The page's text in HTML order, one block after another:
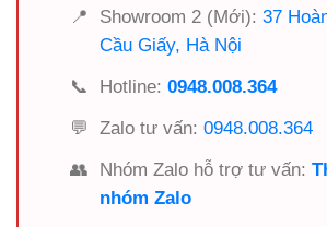
📍
Showroom 2 (Mới): 37
Cầu Giấy, Hà Nội
📞
Hotline: 0948.008.364
💬
Zalo tư vấn: 0948.008.364
👥
Nhóm Zalo hỗ trợ tư vấn:
nhóm Zalo